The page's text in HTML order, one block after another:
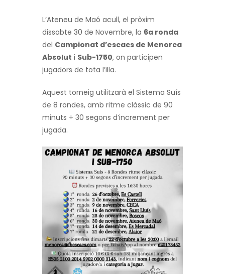
L’Ateneu de Maó acull, el pròxim
dissabte 30 de Novembre, la 6a ronda
del Campionat d’escacs de Menorca
Absolut i Sub-1750, on participen
jugadors de tota l’illa.
Aquest torneig utilitzarà el Sistema Suís
de 8 rondes, amb ritme clàssic de 90
minuts + 30 segons d’increment per
jugada.